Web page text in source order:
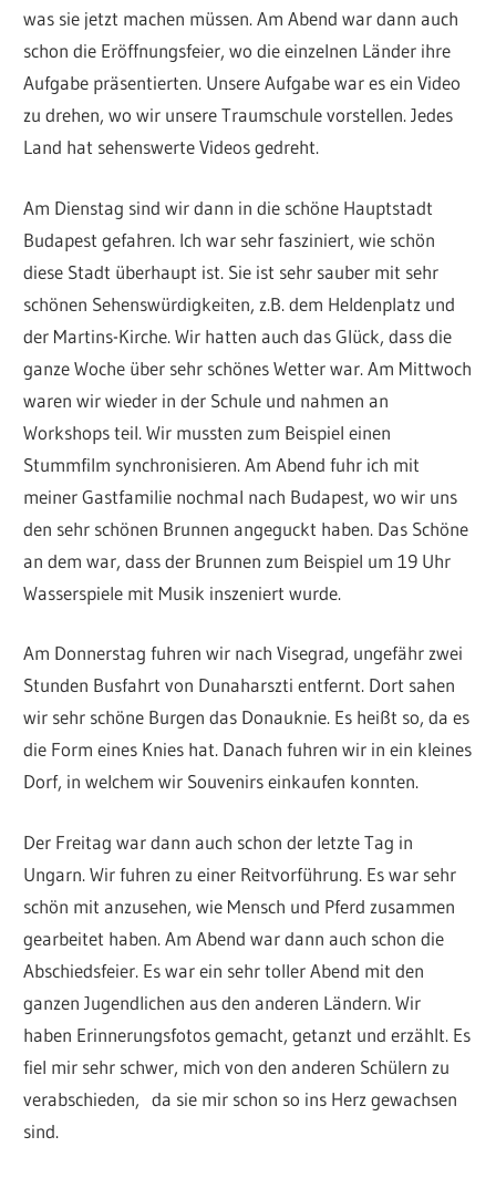
was sie jetzt machen müssen. Am Abend war dann auch
schon die Eröffnungsfeier, wo die einzelnen Länder ihre
Aufgabe präsentierten. Unsere Aufgabe war es ein Video
zu drehen, wo wir unsere Traumschule vorstellen. Jedes
Land hat sehenswerte Videos gedreht.
Am Dienstag sind wir dann in die schöne Hauptstadt
Budapest gefahren. Ich war sehr fasziniert, wie schön
diese Stadt überhaupt ist. Sie ist sehr sauber mit sehr
schönen Sehenswürdigkeiten, z.B. dem Heldenplatz und
der Martins-Kirche. Wir hatten auch das Glück, dass die
ganze Woche über sehr schönes Wetter war. Am Mittwoch
waren wir wieder in der Schule und nahmen an
Workshops teil. Wir mussten zum Beispiel einen
Stummfilm synchronisieren. Am Abend fuhr ich mit
meiner Gastfamilie nochmal nach Budapest, wo wir uns
den sehr schönen Brunnen angeguckt haben. Das Schöne
an dem war, dass der Brunnen zum Beispiel um 19 Uhr
Wasserspiele mit Musik inszeniert wurde.
Am Donnerstag fuhren wir nach Visegrad, ungefähr zwei
Stunden Busfahrt von Dunaharszti entfernt. Dort sahen
wir sehr schöne Burgen das Donauknie. Es heißt so, da es
die Form eines Knies hat. Danach fuhren wir in ein kleines
Dorf, in welchem wir Souvenirs einkaufen konnten.
Der Freitag war dann auch schon der letzte Tag in
Ungarn. Wir fuhren zu einer Reitvorführung. Es war sehr
schön mit anzusehen, wie Mensch und Pferd zusammen
gearbeitet haben. Am Abend war dann auch schon die
Abschiedsfeier. Es war ein sehr toller Abend mit den
ganzen Jugendlichen aus den anderen Ländern. Wir
haben Erinnerungsfotos gemacht, getanzt und erzählt. Es
fiel mir sehr schwer, mich von den anderen Schülern zu
verabschieden, da sie mir schon so ins Herz gewachsen
sind.